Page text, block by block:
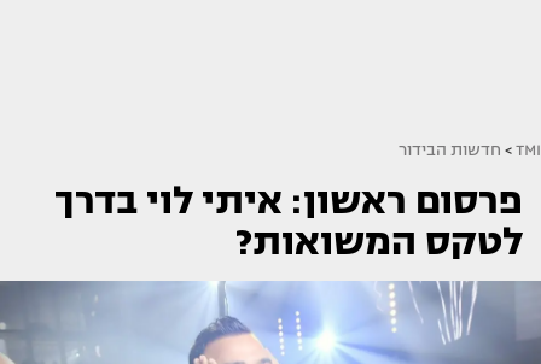
TMI
> חדשות הבידור
פרסום ראשון: איתי לוי בדרך
לטקס המשואות?